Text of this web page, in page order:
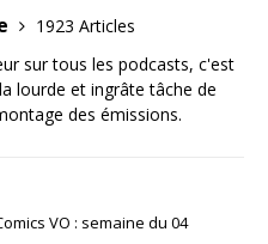
1923 Articles
sur tous les podcasts, c'est
lourde et ingrâte tâche de
des émissions.
VO : semaine du 04